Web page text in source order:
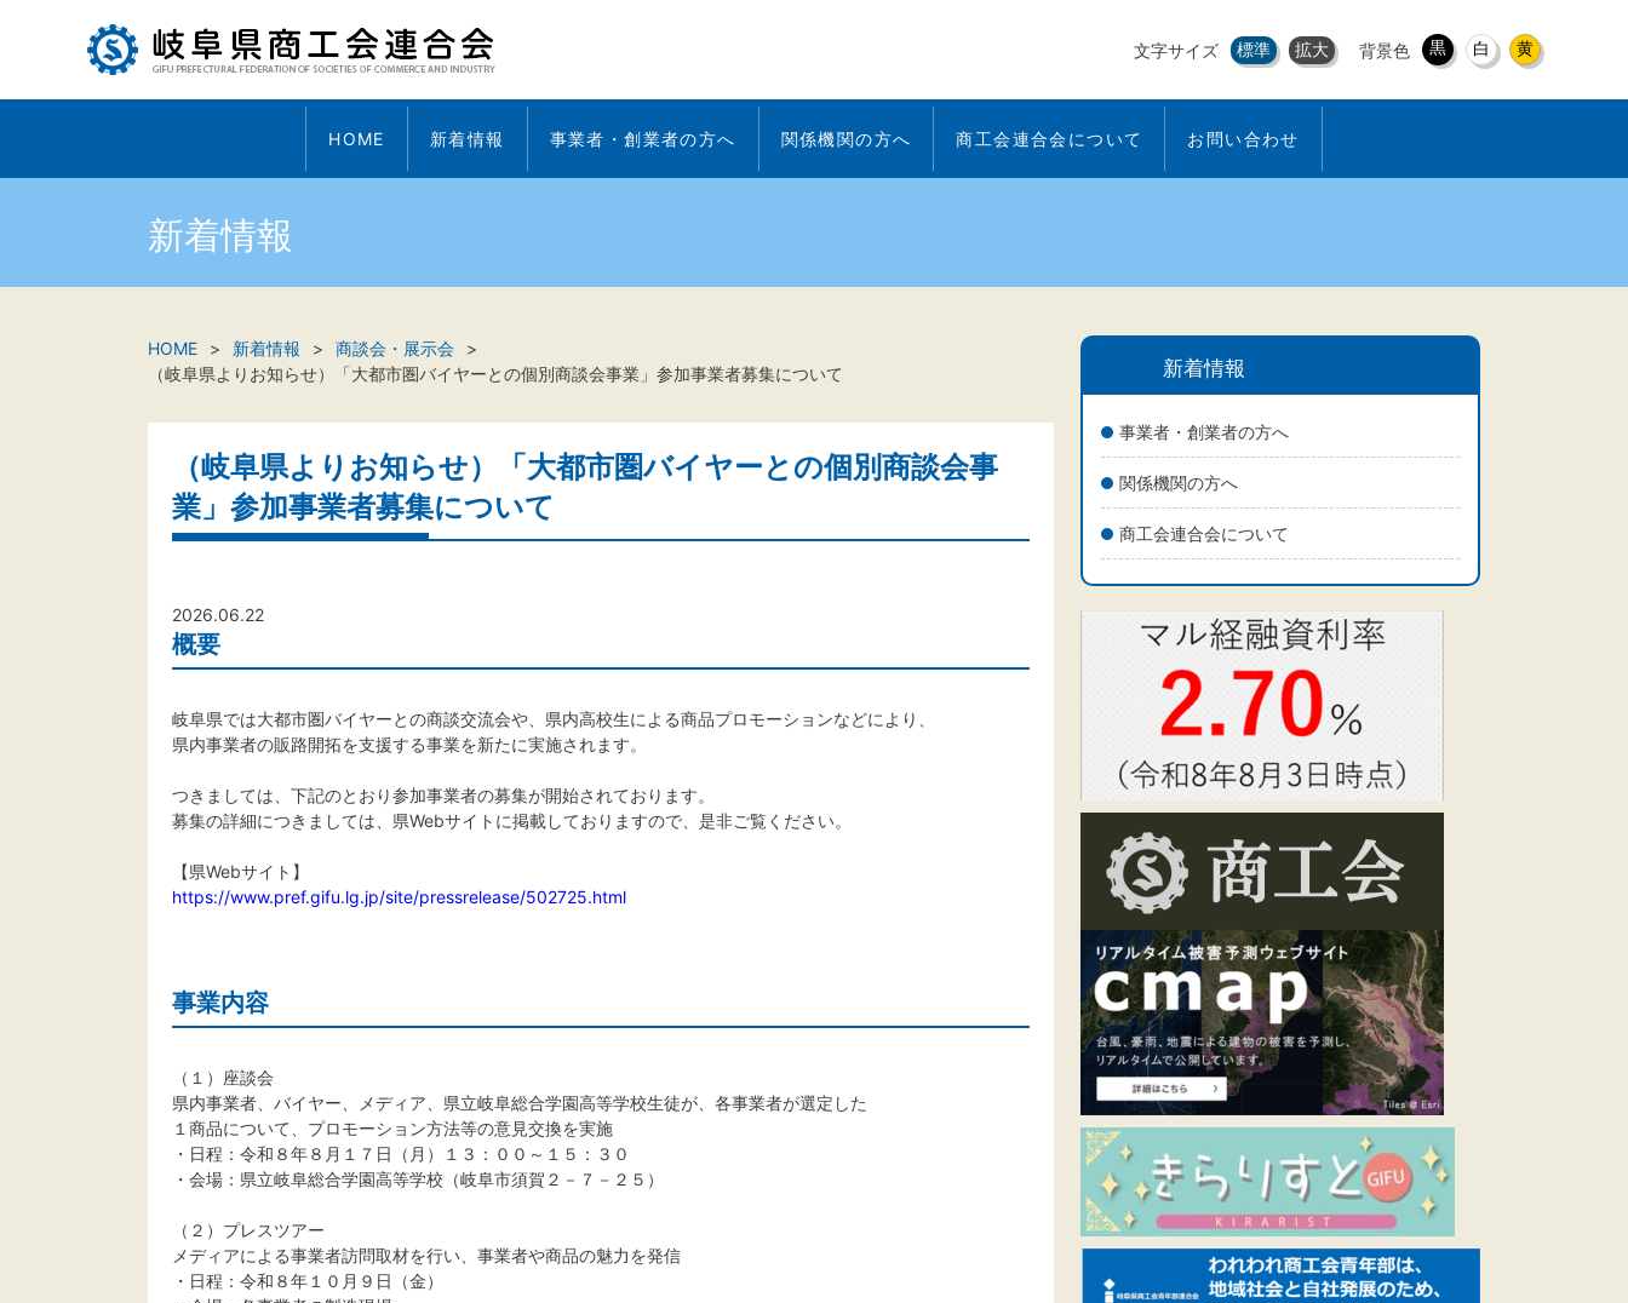
文字サイズ 標準 拡大 背景色 黒 白 黄
HOME 新着情報 事業者・創業者の方へ 関係機関の方へ 商工会連合会について お問い合わせ
新着情報
新着情報
事業者・創業者の方へ
関係機関の方へ
商工会連合会について
HOME 新着情報
商談会・展示会
（岐阜県よりお知らせ）「大都市圏バイヤーとの個別商談会事業」参加事業者募集について
（岐阜県よりお知らせ）「大都市圏バイヤーとの個別商談会事
業」参加事業者募集について
2026.06.22
概要
岐阜県では大都市圏バイヤーとの商談交流会や、県内高校生による商品プロモーションなどにより、
県内事業者の販路開拓を支援する事業を新たに実施されます。
つきましては、下記のとおり参加事業者の募集が開始されております。
募集の詳細につきましては、県Webサイトに掲載しておりますので、是非ご覧ください。
【県Webサイト】
https://www.pref.gifu.lg.jp/site/pressrelease/502725.html
事業内容
（１）座談会
県内事業者、バイヤー、メディア、県立岐阜総合学園高等学校生徒が、各事業者が選定した
１商品について、プロモーション方法等の意見交換を実施
・日程：令和８年８月１７日（月）１３：００～１５：３０
・会場：県立岐阜総合学園高等学校（岐阜市須賀２－７－２５）
（２）プレスツアー
メディアによる事業者訪問取材を行い、事業者や商品の魅力を発信
・日程：令和８年１０月９日（金）